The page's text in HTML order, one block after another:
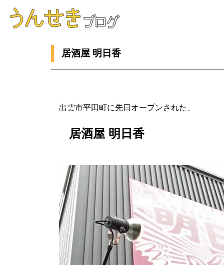
居酒屋 明日香
出雲市平田町に先日オープンされた、
居酒屋 明日香